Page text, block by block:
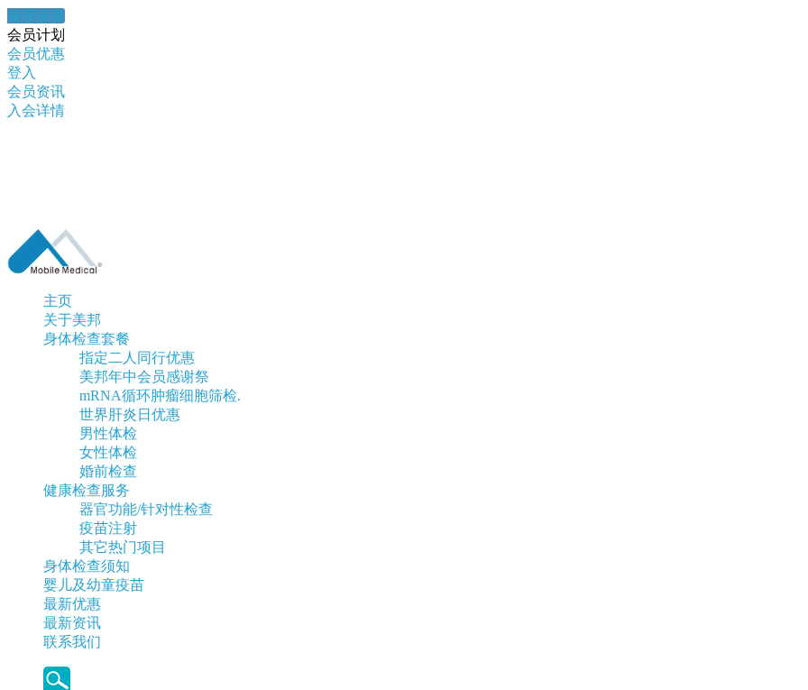
健康錦囊
会员计划
会员优惠
登入
会员资讯
入会详情
主页
关于美邦
身体检查套餐
指定二人同行优惠
美邦年中会员感谢祭
mRNA循环肿瘤细胞筛检.
世界肝炎日优惠
男性体检
女性体检
婚前检查
健康检查服务
器官功能/针对性检查
疫苗注射
其它热门项目
身体检查须知
婴儿及幼童疫苗
最新优惠
最新资讯
联系我们